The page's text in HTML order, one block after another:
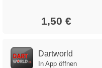
1,50 €
Dartworld
In App öffnen